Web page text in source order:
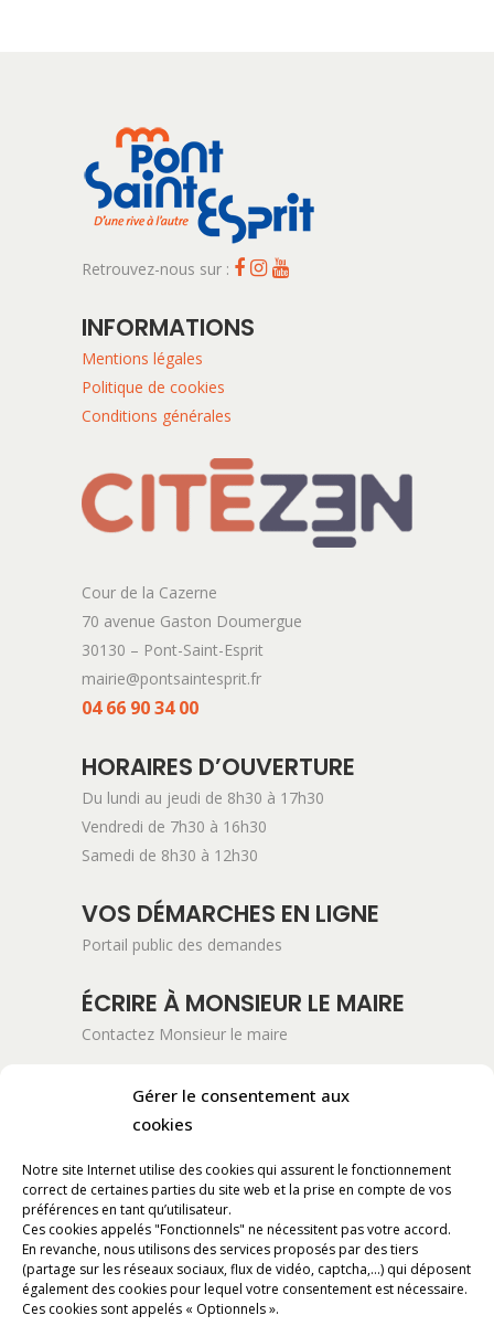
Gérer le consentement aux
cookies
Notre site Internet utilise des cookies qui assurent le fonctionnement
correct de certaines parties du site web et la prise en compte de vos
préférences en tant qu’utilisateur.
Ces cookies appelés "Fonctionnels" ne nécessitent pas votre accord.
En revanche, nous utilisons des services proposés par des tiers
(partage sur les réseaux sociaux, flux de vidéo, captcha,...) qui déposent
également des cookies pour lequel votre consentement est nécessaire.
Ces cookies sont appelés « Optionnels ».
Retrouvez-nous sur :
INFORMATIONS
Mentions légales
Politique de cookies
Conditions générales
Cour de la Cazerne
70 avenue Gaston Doumergue
30130 – Pont-Saint-Esprit
mairie@pontsaintesprit.fr
04 66 90 34 00
HORAIRES D’OUVERTURE
Du lundi au jeudi de 8h30 à 17h30
Vendredi de 7h30 à 16h30
Samedi de 8h30 à 12h30
VOS DÉMARCHES EN LIGNE
Portail public des demandes
ÉCRIRE À MONSIEUR LE MAIRE
Contactez Monsieur le maire
ADRESSE POSTALE
Mairie de Pont-Saint-Esprit
BP 11061
30130 Pont-Saint-Esprit
RÉALISATION